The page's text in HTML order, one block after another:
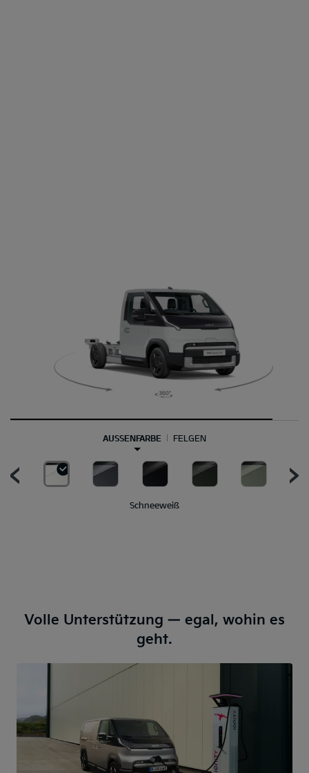
AUSSENFARBE FELGEN
Schneeweiß